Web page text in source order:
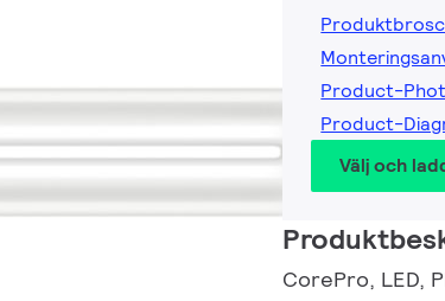
Product-
Product-
Välj och
CorePro, LED,